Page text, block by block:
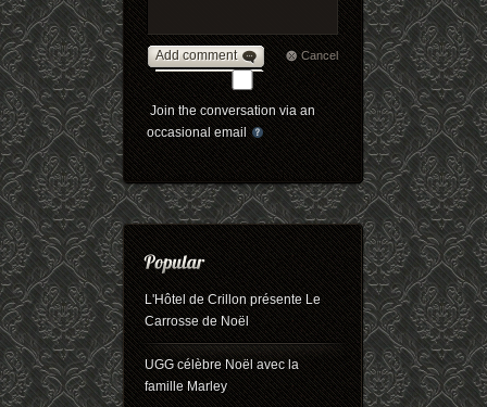
Add comment Cancel
Join the conversation via an
occasional email
L'Hôtel de Crillon présente Le
Carrosse de Noël
UGG célèbre Noël avec la
famille Marley